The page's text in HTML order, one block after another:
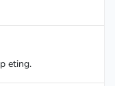
eting.